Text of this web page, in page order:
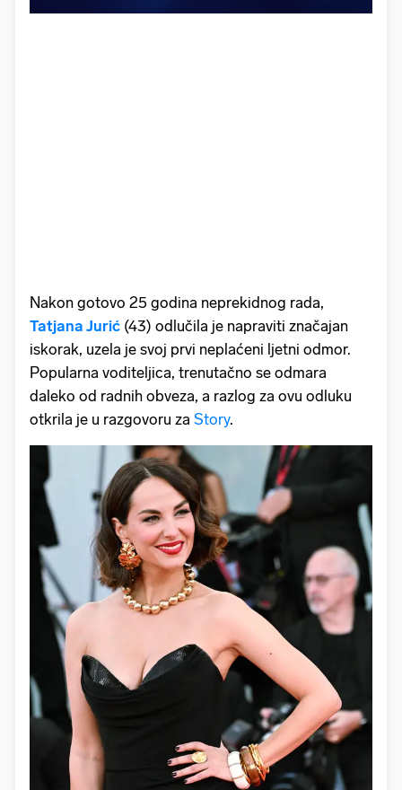
Nakon gotovo 25 godina neprekidnog rada,
Tatjana Jurić (43) odlučila je napraviti značajan
iskorak, uzela je svoj prvi neplaćeni ljetni odmor.
Popularna voditeljica, trenutačno se odmara
daleko od radnih obveza, a razlog za ovu odluku
otkrila je u razgovoru za Story.